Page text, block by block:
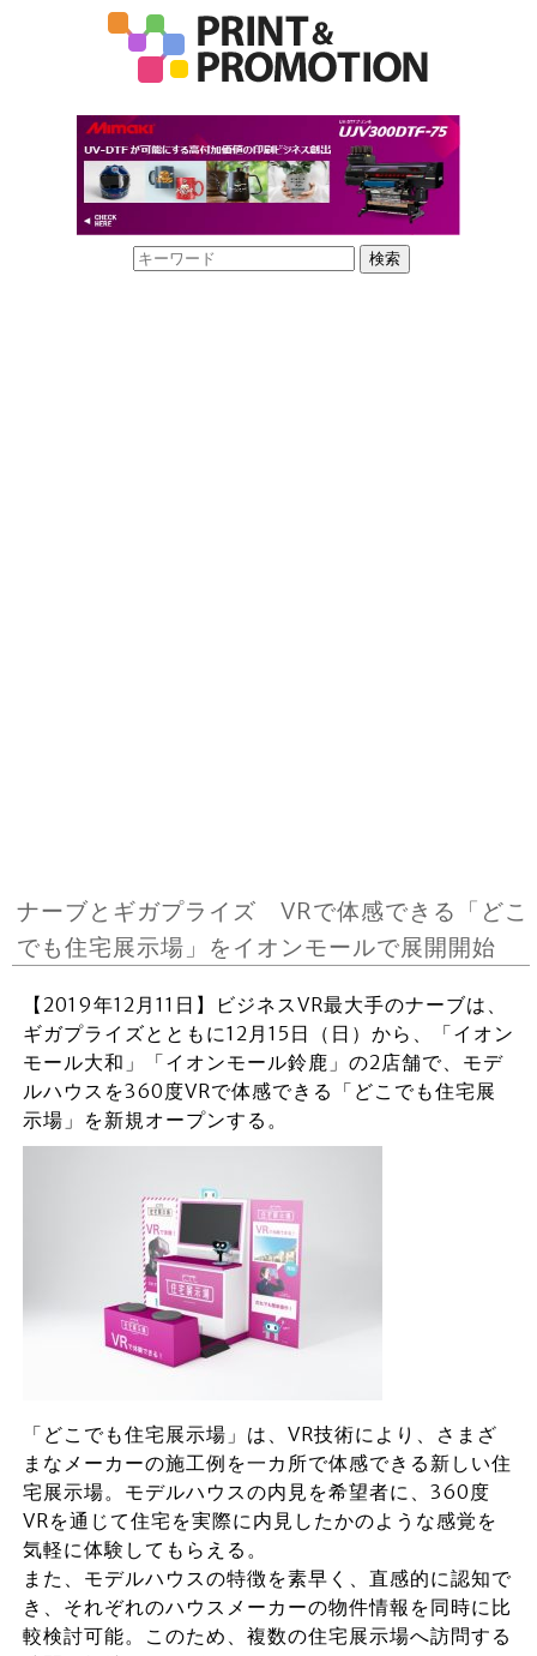
ナーブとギガプライズ VRで体感できる「どこ
でも住宅展示場」をイオンモールで展開開始
【2019年12月11日】ビジネスVR最大手のナーブは、
ギガプライズとともに12月15日（日）から、「イオン
モール大和」「イオンモール鈴鹿」の2店舗で、モデ
ルハウスを360度VRで体感できる「どこでも住宅展
示場」を新規オープンする。
「どこでも住宅展示場」は、VR技術により、さまざ
まなメーカーの施工例を一カ所で体感できる新しい住
宅展示場。モデルハウスの内見を希望者に、360度
VRを通じて住宅を実際に内見したかのような感覚を
気軽に体験してもらえる。
また、モデルハウスの特徴を素早く、直感的に認知で
き、それぞれのハウスメーカーの物件情報を同時に比
較検討可能。このため、複数の住宅展示場へ訪問する